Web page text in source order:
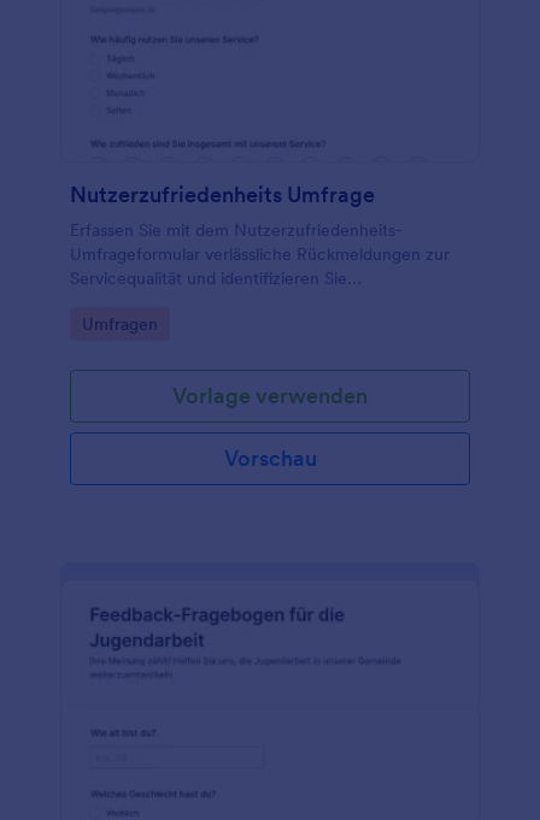
Nutzerzufriedenheits Umfrage
Erfassen Sie mit dem Nutzerzufriedenheits-
Umfrageformular verlässliche Rückmeldungen zur
Servicequalität und identifizieren Sie
Softwareanbieter und Kundenservice-Teams.
Go to Category:
Umfragen
Vorlage verwenden
Vorschau